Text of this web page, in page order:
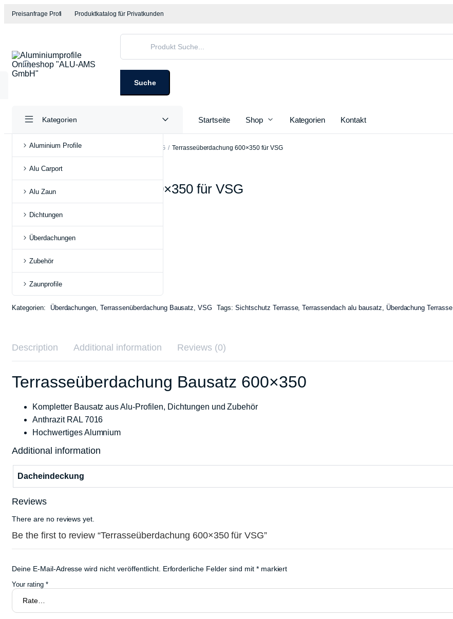
Preisanfrage Profi Produktkatalog für Privatkunden
Products
Suche
Kategorien
Aluminium Profile
Alu Carport
Alu Zaun
Dichtungen
Überdachungen
Zubehör
Zaunprofile
Startseite Shop
Aluminium pfosten | Alu pfosten anthrazit 110x110mm
Terrasseüberdachung 700×400 für Polycarbonat
Kategorien Kontakt
Home Shop Terrassenüberdachung Bausatz VSG Terrasseüberdachung 600×350 für VSG
Terrasseüberdachung 600×350 für VSG
auf Lager
Ab 2166,65€
auf Anfrage
Kategorien: Überdachungen,Terrassenüberdachung Bausatz,VSG Tags:Sichtschutz Terrasse,Terrassendach alu bausatz, Überdachung Terrasse
Description Additional information Reviews (0)
Terrasseüberdachung Bausatz 600×350
Kompletter Bausatz aus Alu-Profilen, Dichtungen und Zubehör
Anthrazit RAL 7016
Hochwertiges Alumnium
Additional information
Dacheindeckung
Reviews
There are no reviews yet.
Be the first to review “Terrasseüberdachung 600×350 für VSG”
Deine E-Mail-Adresse wird nicht veröffentlicht. Erforderliche Felder sind mit *markiert
Your rating *